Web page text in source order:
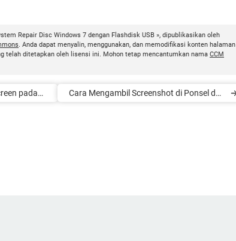
Repair Disc Windows 7 dengan Flashdisk USB », dipublikasikan oleh
. Anda dapat menyalin, menggunakan, dan memodifikasi konten halaman
telah ditetapkan oleh lisensi ini. Mohon tetap mencantumkan nama CCM
pada
Cara Mengambil Screenshot di Ponsel dan